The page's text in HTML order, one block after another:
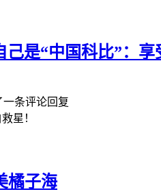
己是“中国科比”：
一条评论回复
星！
橘子海